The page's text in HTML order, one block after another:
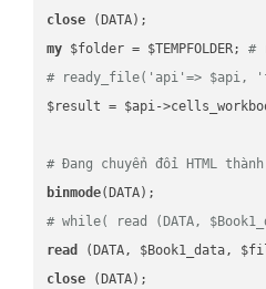
close
my $folder = $TEMPFOLDER; #
# ready_file('api'=> $api,
$result = $api-
# Đang chuyển đổi HTML thành
binmode
# while( read (DATA,
read
close